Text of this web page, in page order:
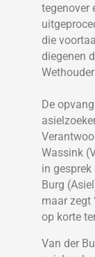
tegenover
die
diegenen
De
Wassink
in
Burg
maar zegt
op korte
Van der